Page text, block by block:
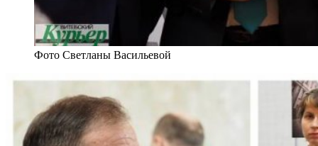
Фото Светланы Васильевой